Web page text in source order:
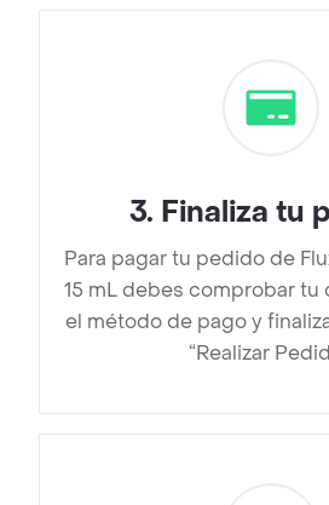
3. Finaliza tu
Para pagar tu pedido de
15 mL debes comprobar tu
el método de pago y
“Realizar